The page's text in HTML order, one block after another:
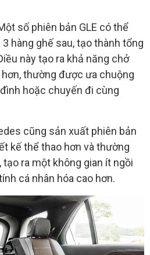
số phiên bản GLE có thể
hàng ghế sau, tạo thành tổng
này tạo ra khả năng chở
thường được ưa chuộng
hoặc chuyến đi cùng
cũng sản xuất phiên bản
kế thể thao hơn và thường
tạo ra một không gian ít ngồi
cá nhân hóa cao hơn.